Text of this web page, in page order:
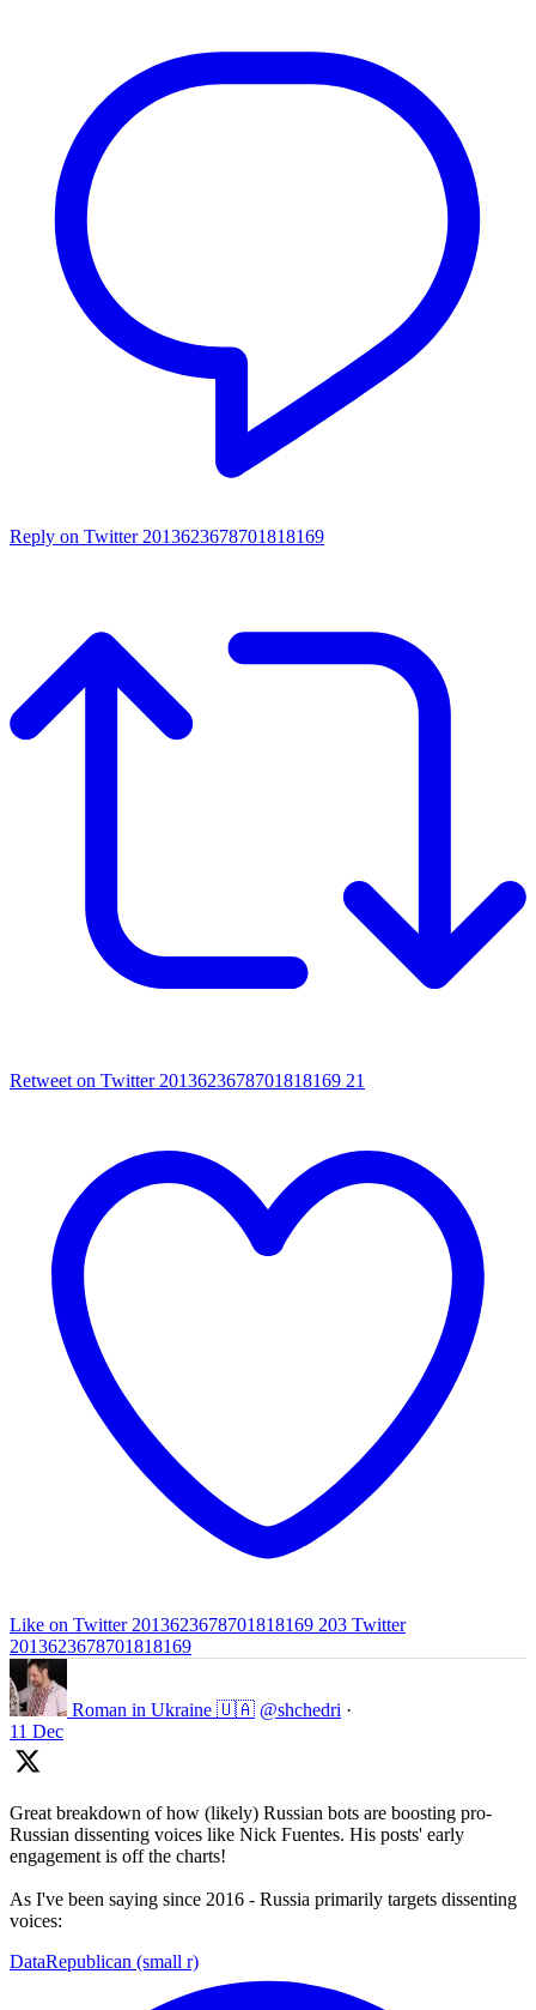
Reply on Twitter 2013623678701818169
Retweet on Twitter 2013623678701818169 21
Like on Twitter 2013623678701818169 203 Twitter
2013623678701818169
Roman in Ukraine 🇺🇦 @shchedri ·
11 Dec
Great breakdown of how (likely) Russian bots are boosting pro-
Russian dissenting voices like Nick Fuentes. His posts' early
engagement is off the charts!
As I've been saying since 2016 - Russia primarily targets dissenting
voices:
DataRepublican (small r)